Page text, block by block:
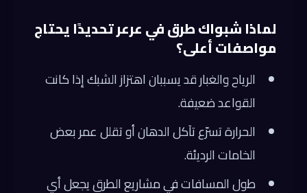
لماذا شبواك طرق في عرعر تحديدًا يحتاج
مواصفات أعلى؟
الرياح والغبار قد يسببان اهتزاز الشبك إذا كانت
القواعد ضعيفة.
الحرارة تسرّع تآكل الدهان أو تقلل عمر بعض
الخامات الرديئة.
طول المسافات في مشاريع الطرق يجعل أي